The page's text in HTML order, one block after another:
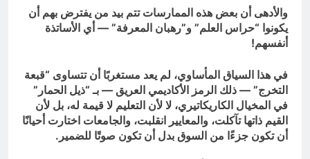
والأدهى أن بعض هذه الممارسات تتم بيد من يفترض بهم أن
يكونوا “حراس العلم” و”رهبان المعرفة” — أي الأساتذة
أنفسهم!
في هذا السياق المأساوي، لم يعد مستغربًا أن تتساوى “قبعة
التخرج” — ذلك الرمز الأكاديمي العريق — بـ “ذيل الحمار”
في المخيال الكاريكاتيري، لا لأن التعليم لا قيمة له، بل لأن
القيم ذاتها تآكلت، والمعايير انقلبت، والجامعات اختارت أحيانًا
أن تكون جزءًا من السوق بدل أن تكون صوتًا للضمير.